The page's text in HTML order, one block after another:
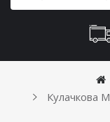
Кулачкова